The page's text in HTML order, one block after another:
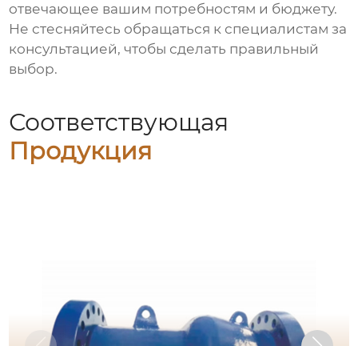
отвечающее вашим потребностям и бюджету.
Не стесняйтесь обращаться к специалистам за
консультацией, чтобы сделать правильный
выбор.
Соответствующая
Продукция